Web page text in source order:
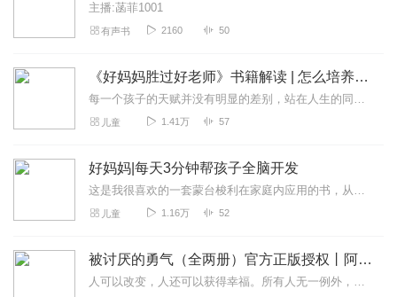
主播:菡菲1001
有声书 2160 50
《好妈妈胜过好老师》书籍解读 | 怎么培养孩子的品格
每一个孩子的天赋并没有明显的差别，站在人生的同一起跑线上为什么有的孩子在不断地超越，有的孩子却止步不前呢?作为妈妈，一厢情愿地希望自己应该拥有怎样的孩子，可你想...
儿童 1.41万 57
好妈妈|每天3分钟帮孩子全脑开发
这是我很喜欢的一套蒙台梭利在家庭内应用的书，从数学游戏、语言游戏、探索游戏和沟通游戏四个方面，提供了好多可以和孩子在家里一起互动、学习、探索理解世界的好游戏，而...
儿童 1.16万 52
被讨厌的勇气（全两册）官方正版授权丨阿德勒心理学畅销经典｜幸福的勇气
人可以改变，人还可以获得幸福。所有人无一例外，都能如此。——阿德勒心理学一名深陷自卑、无能与不幸福的青年，听到了一名哲人主张的“世界无比单纯，人人都能幸福”便来...